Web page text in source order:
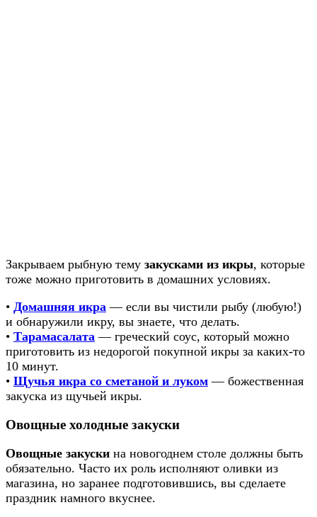
Закрываем рыбную тему закусками из икры, которые
тоже можно приготовить в домашних условиях.
• Домашняя икра — если вы чистили рыбу (любую!)
и обнаружили икру, вы знаете, что делать.
• Тарамасалата — греческий соус, который можно
приготовить из недорогой покупной икры за каких-то
10 минут.
• Щучья икра со сметаной и луком — божественная
закуска из щучьей икры.
Овощные холодные закуски
Овощные закуски на новогоднем столе должны быть
обязательно. Часто их роль исполняют оливки из
магазина, но заранее подготовившись, вы сделаете
праздник намного вкуснее.